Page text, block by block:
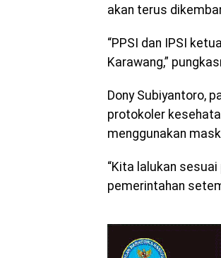
akan terus
“PPSI dan IPSI
Karawang,”
Dony Subiyantoro,
protokoler
menggunakan
“Kita lalukan
pemerintahan